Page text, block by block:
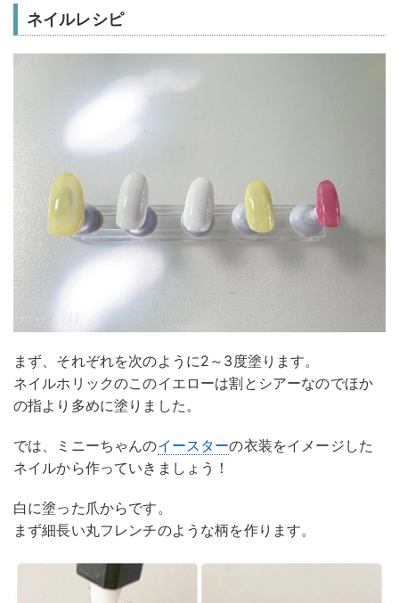
ネイルレシピ
まず、それぞれを次のように2～3度塗ります。
ネイルホリックのこのイエローは割とシアーなのでほか
の指より多めに塗りました。
では、ミニーちゃんのイースターの衣装をイメージした
ネイルから作っていきましょう！
白に塗った爪からです。
まず細長い丸フレンチのような柄を作ります。